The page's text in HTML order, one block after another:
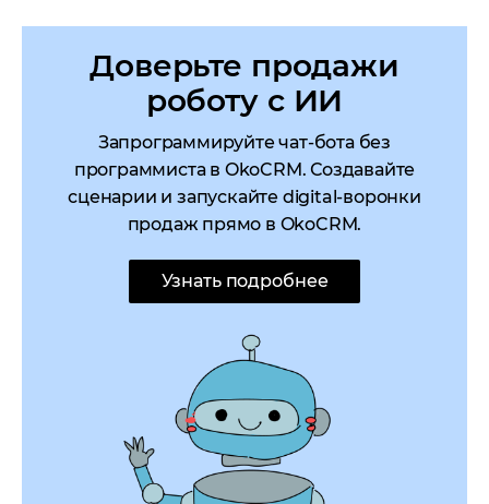
Доверьте продажи
роботу с ИИ
Запрограммируйте чат-бота без
программиста в OkoCRM. Создавайте
сценарии и запускайте digital-воронки
продаж прямо в OkoCRM.
Узнать подробнее